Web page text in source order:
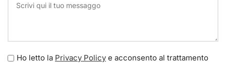
Ho letto la Privacy Policy e acconsento al trattamento